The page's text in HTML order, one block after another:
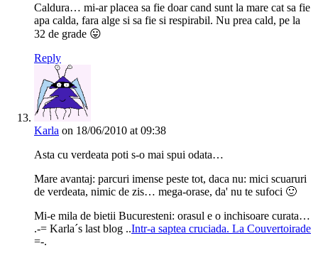
Caldura… mi-ar placea sa fie doar cand sunt la mare cat sa fie
apa calda, fara alge si sa fie si respirabil. Nu prea cald, pe la
32 de grade 😛
Reply
Karla on 18/06/2010 at 09:38
Asta cu verdeata poti s-o mai spui odata…
Mare avantaj: parcuri imense peste tot, daca nu: mici scuaruri
de verdeata, nimic de zis… mega-orase, da' nu te sufoci 🙂
Mi-e mila de bietii Bucuresteni: orasul e o inchisoare curata…
.-= Karla´s last blog ..Intr-a saptea cruciada. La Couvertoirade
=-.